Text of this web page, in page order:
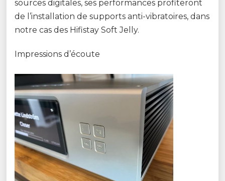
sources digitales, ses performances profiteront
de l’installation de supports anti-vibratoires, dans
notre cas des Hifistay Soft Jelly.
Impressions d’écoute